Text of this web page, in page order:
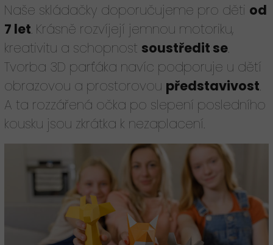
Naše skládačky doporučujeme pro děti od
7 let. Krásně rozvíjejí jemnou motoriku,
kreativitu a schopnost soustředit se.
Tvorba 3D parťáka navíc podporuje u dětí
obrazovou a prostorovou představivost.
A ta rozzářená očka po slepení posledního
kousku jsou zkrátka k nezaplacení.